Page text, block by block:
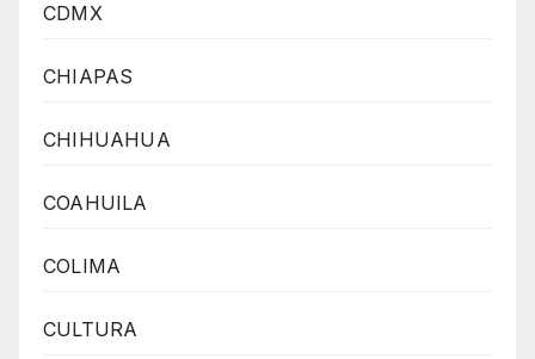
CDMX
CHIAPAS
CHIHUAHUA
COAHUILA
COLIMA
CULTURA